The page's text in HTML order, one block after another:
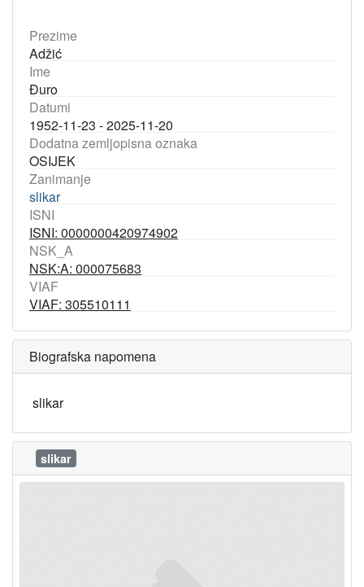
Prezime
Adžić
Ime
Đuro
Datumi
1952-11-23 - 2025-11-20
Dodatna zemljopisna oznaka
OSIJEK
Zanimanje
slikar
ISNI
ISNI: 0000000420974902
NSK_A
NSK:A: 000075683
VIAF
VIAF: 305510111
Biografska napomena
slikar
slikar